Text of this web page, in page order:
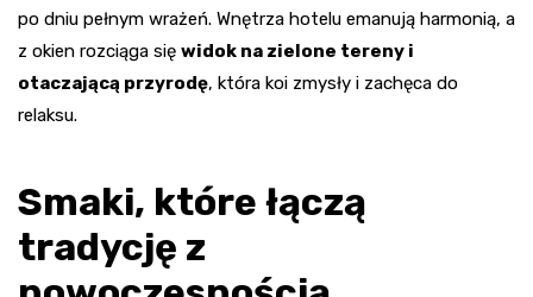
po dniu pełnym wrażeń. Wnętrza hotelu emanują harmonią, a
z okien rozciąga się widok na zielone tereny i
otaczającą przyrodę, która koi zmysły i zachęca do
relaksu.
Smaki, które łączą
tradycję z